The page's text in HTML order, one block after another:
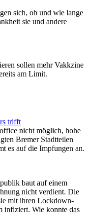
sich, ob und wie lange
sie und andere
sollen mehr Vakkzine
am Limit.
trifft
nicht möglich, hohe
Bremer Stadtteilen
es auf die Impfungen an.
baut auf einem
nicht verdient. Die
mit ihren Lockdown-
infiziert. Wie konnte das